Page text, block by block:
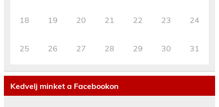
18 19 20 21 22 23 24
25 26 27 28 29 30 31
Kedvelj minket a Facebookon